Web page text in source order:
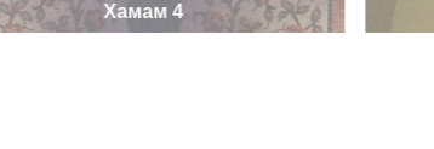
Сауна с инфракрасными матами